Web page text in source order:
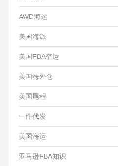
AWD海运
美国海派
美国FBA空运
美国海外仓
美国尾程
一件代发
美国海运
亚马逊FBA知识